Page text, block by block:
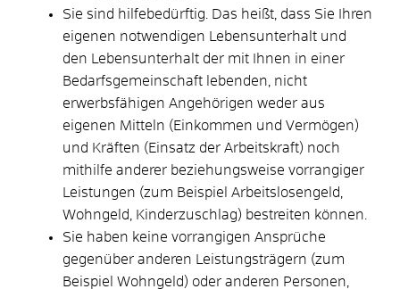
Sie sind hilfebedürftig. Das heißt, dass Sie Ihren
eigenen notwendigen Lebensunterhalt und
den Lebensunterhalt der mit Ihnen in einer
Bedarfsgemeinschaft lebenden, nicht
erwerbsfähigen Angehörigen weder aus
eigenen Mitteln (Einkommen und Vermögen)
und Kräften (Einsatz der Arbeitskraft) noch
mithilfe anderer beziehungsweise vorrangiger
Leistungen (zum Beispiel Arbeitslosengeld,
Wohngeld, Kinderzuschlag) bestreiten können.
Sie haben keine vorrangigen Ansprüche
gegenüber anderen Leistungsträgern (zum
Beispiel Wohngeld) oder anderen Personen,